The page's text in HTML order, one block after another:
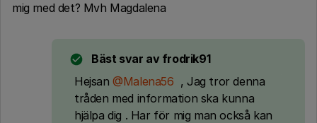
mig med det? Mvh Magdalena
Bäst svar av frodrik91
Hejsan@Malena56 , Jag tror denna
tråden med information ska kunna
hjälpa dig . Har för mig man också kan